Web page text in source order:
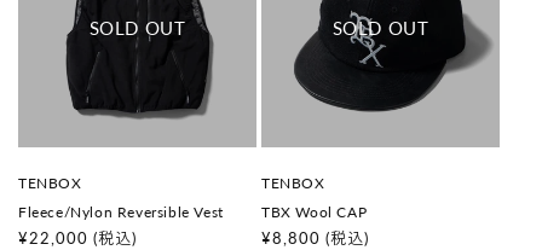
販
元
:
TENBOX
Fleece/Nylon Reversible Vest
通
¥22,000 (税込)
販
元
:
TENBOX
TBX Wool CAP
通
¥8,800 (税込)